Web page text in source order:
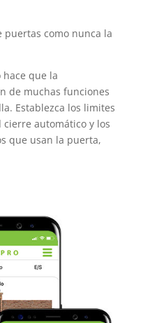
puertas como nunca la
hace que la
de muchas funciones
Establezca los limites
automático y los
que usan la puerta,